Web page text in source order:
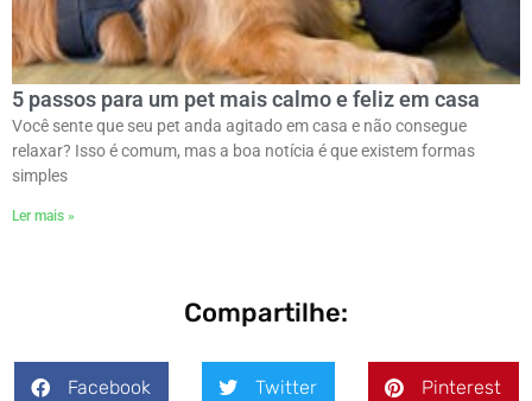
5 passos para um pet mais calmo e feliz em casa
Você sente que seu pet anda agitado em casa e não consegue
relaxar? Isso é comum, mas a boa notícia é que existem formas
simples
Ler mais »
Compartilhe:
Facebook Twitter Pinterest